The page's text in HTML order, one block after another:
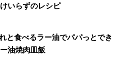
いらずのレシピ
と食べるラー油でパパっとでき
油焼肉皿飯